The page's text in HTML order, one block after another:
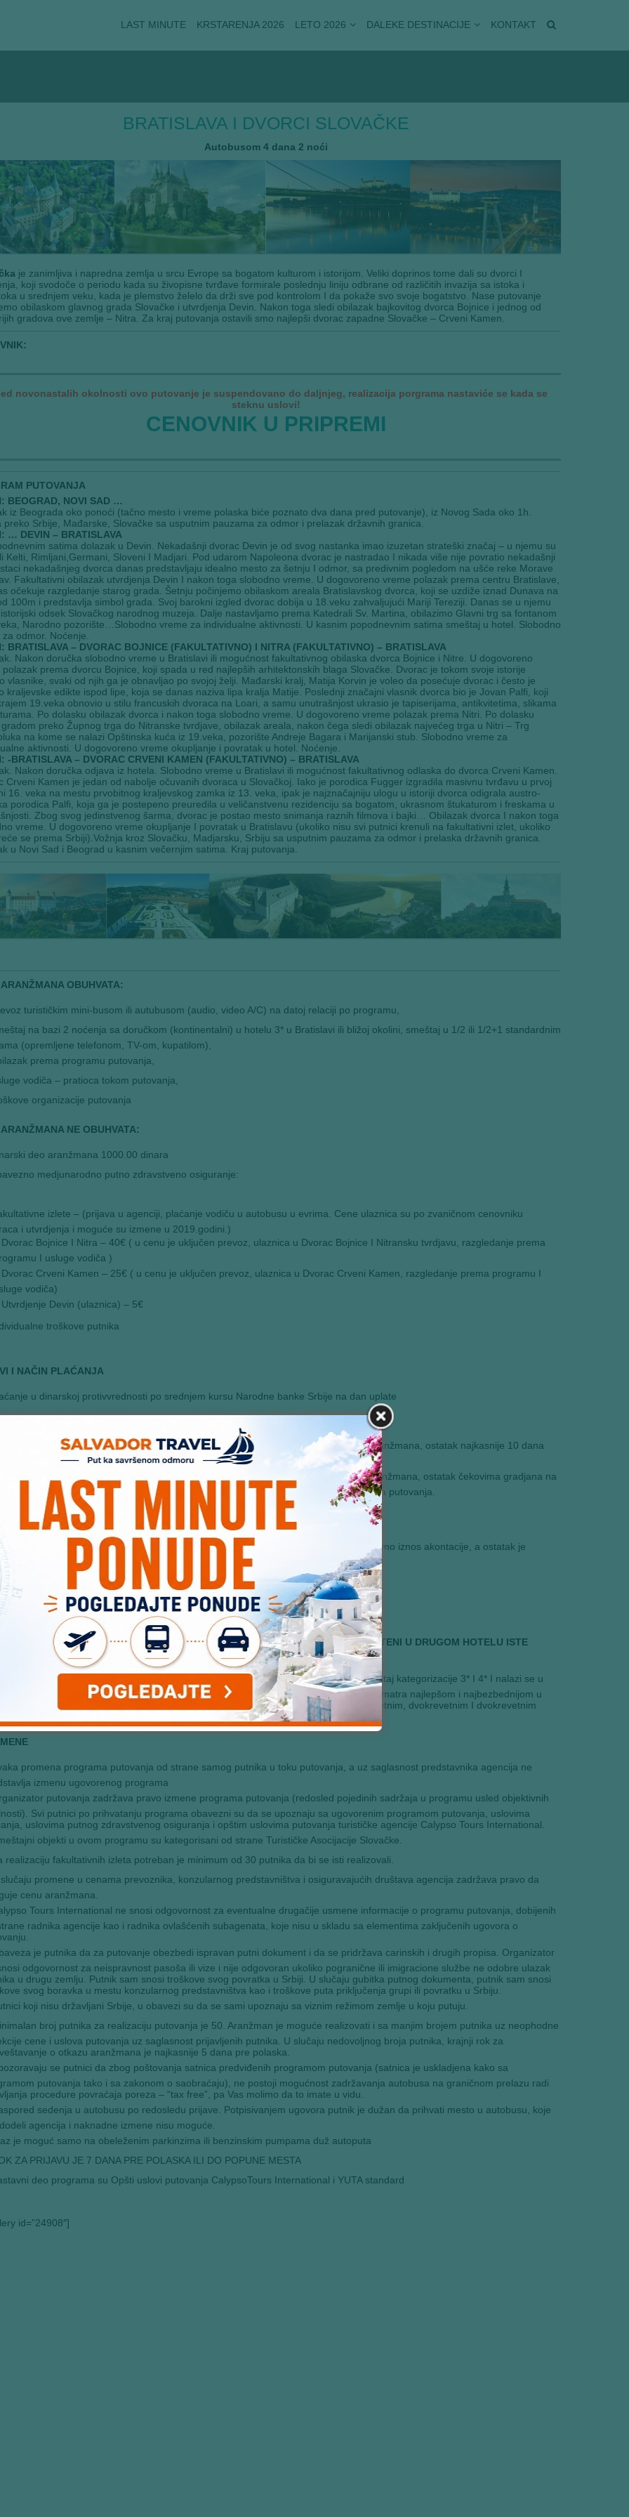
LAST MINUTE KRSTARENJA 2026 LETO 2026 DALEKE DESTINACIJE KONTAKT
BRATISLAVA I DVORCI SLOVAČKE
Autobusom 4 dana 2 noći
je zanimljiva i napredna zemlja u srcu Evrope sa bogatom kulturom i istorijom. Veliki doprinos tome dali su dvorci I
koji svodoče o periodu kada su živopisne tvrđave formirale poslednju liniju odbrane od različitih invazija sa istoka i
u srednjem veku, kada je plemstvo želelo da drži sve pod kontrolom I da pokaže svo svoje bogatstvo. Nase putovanje
obilaskom glavnog grada Slovačke i utvrdjenja Devin. Nakon toga sledi obilazak bajkovitog dvorca Bojnice i jednog od
gradova ove zemlje – Nitra. Za kraj putovanja ostavili smo najlepši dvorac zapadne Slovačke – Crveni Kamen.
novonastalih okolnosti ovo putovanje je suspendovano do daljnjeg, realizacija porgrama nastaviće se kada se
steknu uslovi!
CENOVNIK U PRIPREMI
PUTOVANJA
BEOGRAD, NOVI SAD …
iz Beograda oko ponoći (tačno mesto i vreme polaska biće poznato dva dana pred putovanje), iz Novog Sada oko 1h.
preko Srbije, Mađarske, Slovačke sa usputnim pauzama za odmor i prelazak državnih granica.
… DEVIN – BRATISLAVA
satima dolazak u Devin. Nekadašnji dvorac Devin je od svog nastanka imao izuzetan strateški značaj – u njemu su
Kelti, Rimljani,Germani, Sloveni I Madjari. Pod udarom Napoleona dvorac je nastradao I nikada više nije povratio nekadašnji
nekadašnjeg dvorca danas predstavljaju idealno mesto za šetnju I odmor, sa predivnim pogledom na ušće reke Morave
Fakultativni obilazak utvrdjenja Devin I nakon toga slobodno vreme. U dogovoreno vreme polazak prema centru Bratislave,
očekuje razgledanje starog grada. Šetnju počinjemo obilaskom areala Bratislavskog dvorca, koji se uzdiže iznad Dunava na
100m i predstavlja simbol grada. Svoj barokni izgled dvorac dobija u 18.veku zahvaljujući Mariji Tereziji. Danas se u njemu
odsek Slovačkog narodnog muzeja. Dalje nastavljamo prema Katedrali Sv. Martina, obilazimo Glavni trg sa fontanom
Narodno pozorište…Slobodno vreme za individualne aktivnosti. U kasnim popodnevnim satima smeštaj u hotel. Slobodno
odmor. Noćenje.
BRATISLAVA – DVORAC BOJNICE (FAKULTATIVNO) I NITRA (FAKULTATIVNO) – BRATISLAVA
Nakon doručka slobodno vreme u Bratislavi ili mogućnost fakultativnog obilaska dvorca Bojnice i Nitre. U dogovoreno
polazak prema dvorcu Bojnice, koji spada u red najlepših arhitektonskih blaga Slovačke. Dvorac je tokom svoje istorije
vlasnike, svaki od njih ga je obnavljao po svojoj želji. Mađarski kralj, Matija Korvin je voleo da posećuje dvorac i često je
kraljevske edikte ispod lipe, koja se danas naziva lipa kralja Matije. Poslednji značajni vlasnik dvorca bio je Jovan Palfi, koji
19.veka obnovio u stilu francuskih dvoraca na Loari, a samu unutrašnjost ukrasio je tapiserijama, antikvitetima, slikama
Po dolasku obilazak dvorca i nakon toga slobodno vreme. U dogovoreno vreme polazak prema Nitri. Po dolasku
preko Župnog trga do Nitranske tvrdjave, obilazak areala, nakon čega sledi obilazak najvećeg trga u Nitri – Trg
na kome se nalazi Opštinska kuća iz 19.veka, pozorište Andreje Bagara i Marijanski stub. Slobodno vreme za
aktivnosti. U dogovoreno vreme okupljanje i povratak u hotel. Noćenje.
-BRATISLAVA – DVORAC CRVENI KAMEN (FAKULTATIVNO) – BRATISLAVA
Nakon doručka odjava iz hotela. Slobodno vreme u Bratislavi ili mogućnost fakultativnog odlaska do dvorca Crveni Kamen.
Crveni Kamen je jedan od nabolje očuvanih dvoraca u Slovačkoj. Iako je porodica Fugger izgradila masivnu tvrđavu u prvoj
16. veka na mestu prvobitnog kraljevskog zamka iz 13. veka, ipak je najznačajniju ulogu u istoriji dvorca odigrala austro-
porodica Palfi, koja ga je postepeno preuredila u veličanstvenu rezidenciju sa bogatom, ukrasnom štukaturom i freskama u
Zbog svog jedinstvenog šarma, dvorac je postao mesto snimanja raznih filmova i bajki… Obilazak dvorca I nakon toga
vreme. U dogovoreno vreme okupljanje I povratak u Bratislavu (ukoliko nisu svi putnici krenuli na fakultativni izlet, ukoliko
se prema Srbiji).Vožnja kroz Slovačku, Madjarsku, Srbiju sa usputnim pauzama za odmor i prelaska državnih granica.
u Novi Sad i Beograd u kasnim večernjim satima. Kraj putovanja.
ARANŽMANA OBUHVATA:
turističkim mini-busom ili autubusom (audio, video A/C) na datoj relaciji po programu,
na bazi 2 noćenja sa doručkom (kontinentalni) u hotelu 3* u Bratislavi ili bližoj okolini, smeštaj u 1/2 ili 1/2+1 standardnim
(opremljene telefonom, TV-om, kupatilom),
prema programu putovanja,
vodiča – pratioca tokom putovanja,
organizacije putovanja
ARANŽMANA NE OBUHVATA:
deo aranžmana 1000.00 dinara
medjunarodno putno zdravstveno osiguranje:
izlete – (prijava u agenciji, plaćanje vodiču u autobusu u evrima. Cene ulaznica su po zvaničnom cenovniku
i utvrdjenja i moguće su izmene u 2019.godini.)
Dvorac Bojnice I Nitra – 40€ ( u cenu je uključen prevoz, ulaznica u Dvorac Bojnice I Nitransku tvrdjavu, razgledanje prema
I usluge vodiča )
Dvorac Crveni Kamen – 25€ ( u cenu je uključen prevoz, ulaznica u Dvorac Crveni Kamen, razgledanje prema programu I
vodiča)
Utvrdjenje Devin (ulaznica) – 5€
troškove putnika
I NAČIN PLAĆANJA
u dinarskoj protivvrednosti po srednjem kursu Narodne banke Srbije na dan uplate
način plaćanja se ne može naknadno menjati
prilikom prijave putovanja vrši se uplata u iznosu od 30% od ukupne cene aranžmana, ostatak najkasnije 10 dana
prilikom prijave putovanja vrši se uplata u iznosu od 30% od ukupne cene aranžmana, ostatak čekovima gradjana na
(rate dospevaju svakog 10. i 25. u mesecu). Čekovi se deponuju 7 dana pre početka putovanja.
karticama: VISA, Master, Dina, Maestro i American Express
se plaća na dan rezervacije
je garantovana samo za uplatu kompletnog iznosa, u suprotnom, garantovan je samo iznos akontacije, a ostatak je
promeni
I DOPLATE
za jednokrevetnu sobu – na upit
(UKOLIKO U OPISANOM HOTELU NEMA MESTA, PUTNICI ĆE BITI SMEŠTENI U DRUGOM HOTELU ISTE
I KVALITETA) :
Baronka 3*
– http://www.baronka.sk/en/about-the-hotel – hotel Baronka ima smeštaj kategorizacije 3* I 4* I nalazi se u
delu Bratislave, koji nosi naziv Rača u podnožju Malih Karpata. Ova lokacija se smatra najlepšom i najbezbednijom u
vekovima unazad je poznata po vinskoj tradiciji. Hotel nudi smeštaj u jednokrevetnim, dvokrevetnim I dvokrevetnim
sa pomoćnim ležajem. Sobe imaju TV, telefon i sopstveno kupatilo.
promena programa putovanja od strane samog putnika u toku putovanja, a uz saglasnost predstavnika agencija ne
izmenu ugovorenog programa
putovanja zadržava pravo izmene programa putovanja (redosled pojedinih sadržaja u programu usled objektivnih
Svi putnici po prihvatanju programa obavezni su da se upoznaju sa ugovorenim programom putovanja, uslovima
uslovima putnog zdravstvenog osiguranja i opštim uslovima putovanja turističke agencije Calypso Tours International.
objekti u ovom programu su kategorisani od strane Turističke Asocijacije Slovačke.
realizaciju fakultativnih izleta potreban je minimum od 30 putnika da bi se isti realizovali.
promene u cenama prevoznika, konzularnog predstavništva i osiguravajućih društava agencija zadržava pravo da
cenu aranžmana.
Tours International ne snosi odgovornost za eventualne drugačije usmene informacije o programu putovanja, dobijenih
radnika agencije kao i radnika ovlašćenih subagenata, koje nisu u skladu sa elementima zaključenih ugovora o
je putnika da za putovanje obezbedi ispravan putni dokument i da se pridržava carinskih i drugih propisa. Organizator
odgovornost za neispravnost pasoša ili vize i nije odgovoran ukoliko pogranične ili imigracione službe ne odobre ulazak
u drugu zemlju. Putnik sam snosi troškove svog povratka u Srbiji. U slučaju gubitka putnog dokumenta, putnik sam snosi
svog boravka u mestu konzularnog predstavništva kao i troškove puta priključenja grupi ili povratku u Srbiju.
koji nisu državljani Srbije, u obavezi su da se sami upoznaju sa viznim režimom zemlje u koju putuju.
broj putnika za realizaciju putovanja je 50. Aranžman je moguće realizovati i sa manjim brojem putnika uz neophodne
cene i uslova putovanja uz saglasnost prijavljenih putnika. U slučaju nedovoljnog broja putnika, krajnji rok za
o otkazu aranžmana je najkasnije 5 dana pre polaska.
se putnici da zbog poštovanja satnica predviđenih programom putovanja (satnica je uskladjena kako sa
putovanja tako i sa zakonom o saobraćaju), ne postoji mogućnost zadržavanja autobusa na graničnom prelazu radi
procedure povraćaja poreza – “tax free”, pa Vas molimo da to imate u vidu.
sedenja u autobusu po redosledu prijave. Potpisivanjem ugovora putnik je dužan da prihvati mesto u autobusu, koje
agencija i naknadne izmene nisu moguće.
je moguć samo na obeleženim parkinzima ili benzinskim pumpama duž autoputa
ZA PRIJAVU JE 7 DANA PRE POLASKA ILI DO POPUNE MESTA
deo programa su Opšti uslovi putovanja CalypsoTours International i YUTA standard
id=”24908″]